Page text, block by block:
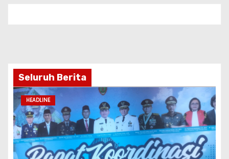
Seluruh Berita
HEADLINE